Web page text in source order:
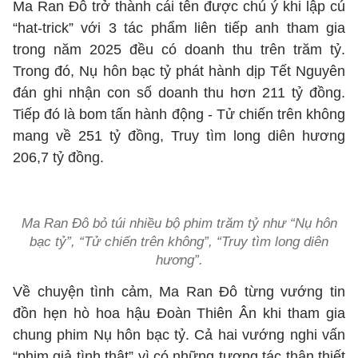
Ma Ran Đô trở thành cái tên được chú ý khi lập cú
“hat-trick” với 3 tác phẩm liên tiếp anh tham gia
trong năm 2025 đều có doanh thu trên trăm tỷ.
Trong đó, Nụ hôn bạc tỷ phát hành dịp Tết Nguyên
đán ghi nhận con số doanh thu hơn 211 tỷ đồng.
Tiếp đó là bom tấn hành động - Tử chiến trên không
mang về 251 tỷ đồng, Truy tìm long diên hương
206,7 tỷ đồng.
Ma Ran Đô bỏ túi nhiều bộ phim trăm tỷ như “Nụ hôn
bạc tỷ”, “Tử chiến trên không”, “Truy tìm long diên
hương”.
Về chuyện tình cảm, Ma Ran Đô từng vướng tin
đồn hẹn hò hoa hậu Đoàn Thiên Ân khi tham gia
chung phim Nụ hôn bạc tỷ. Cả hai vướng nghi vấn